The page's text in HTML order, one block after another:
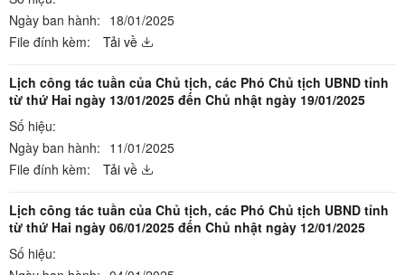
Ngày ban hành: 18/01/2025
File đính kèm:
Tải về
Lịch công tác tuần của Chủ tịch, các Phó Chủ tịch UBND tỉnh
từ thứ Hai ngày 13/01/2025 đến Chủ nhật ngày 19/01/2025
Số hiệu:
Ngày ban hành: 11/01/2025
File đính kèm:
Tải về
Lịch công tác tuần của Chủ tịch, các Phó Chủ tịch UBND tỉnh
từ thứ Hai ngày 06/01/2025 đến Chủ nhật ngày 12/01/2025
Số hiệu: